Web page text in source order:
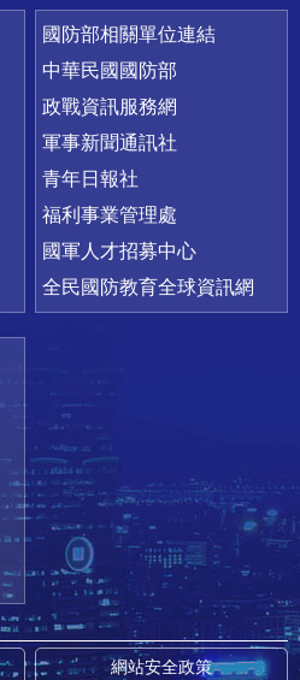
國防部相關單位連結
中華民國國防部
政戰資訊服務網
軍事新聞通訊社
青年日報社
福利事業管理處
國軍人才招募中心
全民國防教育全球資訊網
網站安全政策